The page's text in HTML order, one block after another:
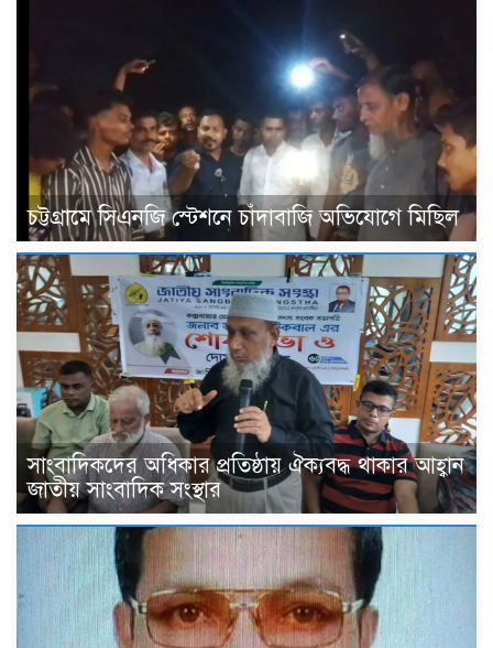
চট্টগ্রামে সিএনজি স্টেশনে চাঁদাবাজি অভিযোগে মিছিল
সাংবাদিকদের অধিকার প্রতিষ্ঠায় ঐক্যবদ্ধ থাকার আহ্বান
জাতীয় সাংবাদিক সংস্থার